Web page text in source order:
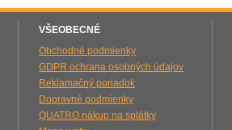
VŠEOBECNÉ
Obchodné podmienky
GDPR ochrana osobných údajov
Reklamačný poriadok
Dopravné podmienky
QUATRO nákup na splátky